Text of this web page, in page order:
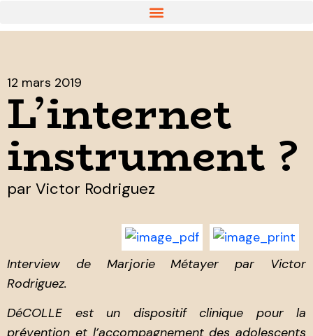
12 mars 2019
L’internet
instrument ?
par Victor Rodriguez
Interview de Marjorie Métayer par Victor
Rodriguez.
DéCOLLE est un dispositif clinique pour la